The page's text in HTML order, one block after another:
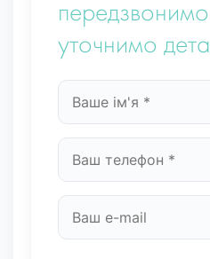
уточнимо